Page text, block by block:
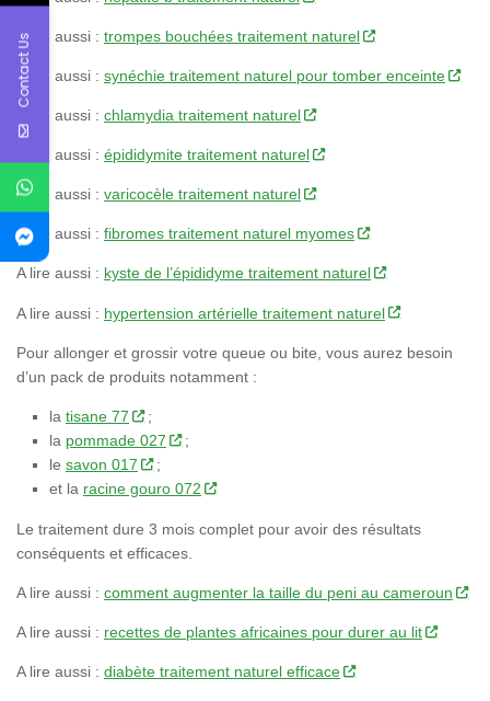
A lire aussi : trompes bouchées traitement naturel
A lire aussi : synéchie traitement naturel pour tomber enceinte
A lire aussi : chlamydia traitement naturel
A lire aussi : épididymite traitement naturel
A lire aussi : varicocèle traitement naturel
A lire aussi : fibromes traitement naturel myomes
A lire aussi : kyste de l’épididyme traitement naturel
A lire aussi : hypertension artérielle traitement naturel
Pour allonger et grossir votre queue ou bite, vous aurez besoin
d’un pack de produits notamment :
la tisane 77
;
la pommade 027
;
le savon 017
;
et la racine gouro 072
Le traitement dure 3 mois complet pour avoir des résultats
conséquents et efficaces.
A lire aussi : comment augmenter la taille du peni au cameroun
A lire aussi : recettes de plantes africaines pour durer au lit
A lire aussi : diabète traitement naturel efficace
Contact Us